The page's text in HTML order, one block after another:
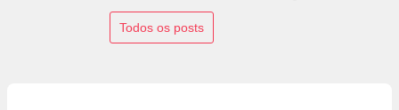
Todos os posts